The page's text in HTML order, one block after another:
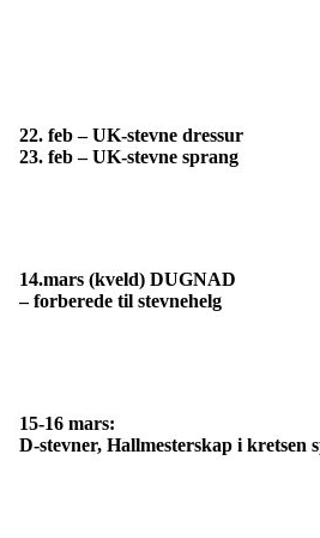
22. feb – UK-stevne dressur
23. feb – UK-stevne sprang
14.mars (kveld) DUGNAD
– forberede til stevnehelg
15-16 mars:
D-stevner, Hallmesterskap i kretsen